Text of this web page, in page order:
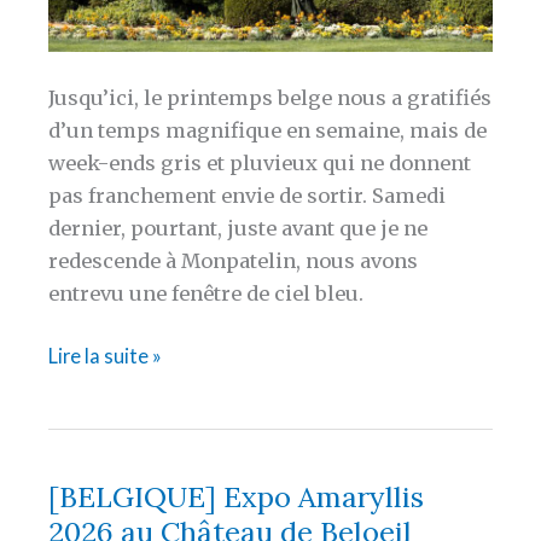
Jusqu’ici, le printemps belge nous a gratifiés
d’un temps magnifique en semaine, mais de
week-ends gris et pluvieux qui ne donnent
pas franchement envie de sortir. Samedi
dernier, pourtant, juste avant que je ne
redescende à Monpatelin, nous avons
entrevu une fenêtre de ciel bleu.
[BELGIQUE]
botanique
de
Lire la suite »
[BELGIQUE] Expo Amaryllis
2026 au Château de Beloeil